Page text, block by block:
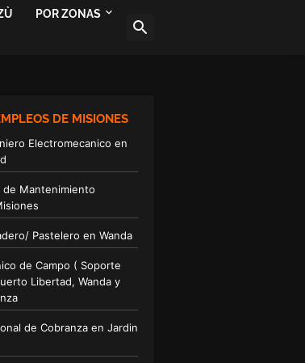
POR ZONAS
DE MISIONES
Electromecanico en
de Mantenimiento
Pastelero en Wanda
de Campo ( Soporte
Libertad, Wanda y
de Cobranza en Jardin